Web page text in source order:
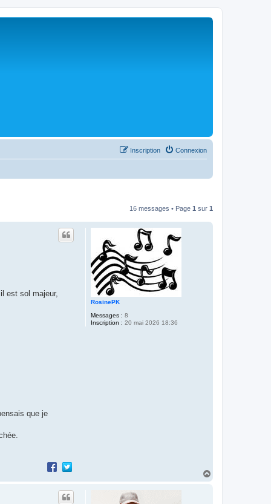
Connexion
Inscription
16 messages • Page 1 sur 1
RosinePK
Messages : 8
Inscription : 20 mai 2026 18:36
est sol majeur,
que je